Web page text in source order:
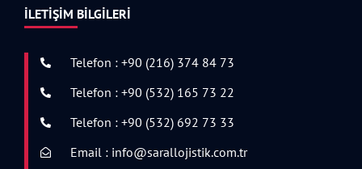
İLETIŞIM BILGILERI
Telefon : +90 (216) 374 84 73
Telefon : +90 (532) 165 73 22
Telefon : +90 (532) 692 73 33
Email : info@sarallojistik.com.tr